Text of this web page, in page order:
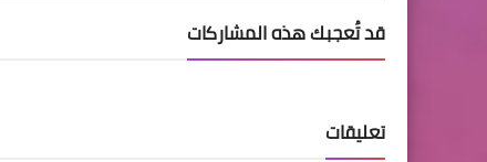
قد تُعجبك هذه المشاركات
تعليقات